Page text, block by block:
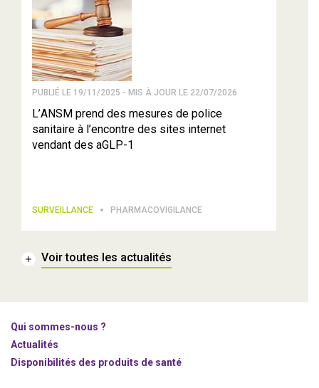
PUBLIÉ LE 19/11/2025 - MIS À JOUR LE 22/07/2026
L’ANSM prend des mesures de police
sanitaire à l’encontre des sites internet
vendant des aGLP-1
SURVEILLANCE PHARMACOVIGILANCE
Voir toutes les actualités
Qui sommes-nous ?
Actualités
Disponibilités des produits de santé